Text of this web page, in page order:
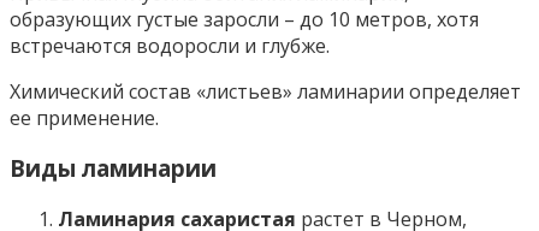
образующих густые заросли – до 10 метров, хотя
встречаются водоросли и глубже.
Химический состав «листьев» ламинарии определяет
ее применение.
Виды ламинарии
Ламинария сахаристая растет в Черном,